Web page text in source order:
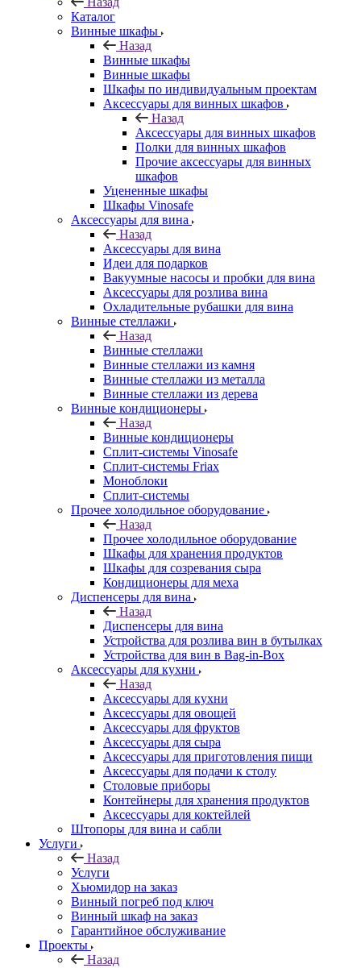
Каталог
Винные шкафы
Назад
Винные шкафы
Винные шкафы
Шкафы по индивидуальным проектам
Аксессуары для винных шкафов
Назад
Аксессуары для винных шкафов
Полки для винных шкафов
Прочие аксессуары для винных
шкафов
Уцененные шкафы
Шкафы Vinosafe
Аксессуары для вина
Назад
Аксессуары для вина
Идеи для подарков
Вакуумные насосы и пробки для вина
Аксессуары для розлива вина
Охладительные рубашки для вина
Винные стеллажи
Назад
Винные стеллажи
Винные стеллажи из камня
Винные стеллажи из металла
Винные стеллажи из дерева
Винные кондиционеры
Назад
Винные кондиционеры
Сплит-системы Vinosafe
Сплит-системы Friax
Моноблоки
Сплит-системы
Прочее холодильное оборудование
Назад
Прочее холодильное оборудование
Шкафы для хранения продуктов
Шкафы для созревания сыра
Кондиционеры для меха
Диспенсеры для вина
Назад
Диспенсеры для вина
Устройства для розлива вин в бутылках
Устройства для вин в Bag-in-Box
Аксессуары для кухни
Назад
Аксессуары для кухни
Аксессуары для овощей
Аксессуары для фруктов
Аксессуары для сыра
Аксессуары для приготовления пищи
Аксессуары для подачи к столу
Столовые приборы
Контейнеры для хранения продуктов
Аксессуары для коктейлей
Штопоры для вина и сабли
Услуги
Назад
Услуги
Хьюмидор на заказ
Винный погреб под ключ
Винный шкаф на заказ
Гарантийное обслуживание
Проекты
Назад